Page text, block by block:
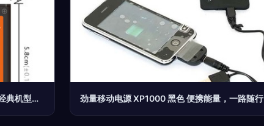
Glowin V880系列手机电池深度评测 中兴经典机型的续航救星 劲量移动电源 XP1000 黑色 便携能量，一路随行